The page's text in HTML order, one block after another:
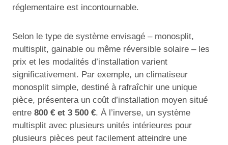
réglementaire est incontournable.
Selon le type de système envisagé – monosplit,
multisplit, gainable ou même réversible solaire – les
prix et les modalités d’installation varient
significativement. Par exemple, un climatiseur
monosplit simple, destiné à rafraîchir une unique
pièce, présentera un coût d’installation moyen situé
entre 800 € et 3 500 €. À l’inverse, un système
multisplit avec plusieurs unités intérieures pour
plusieurs pièces peut facilement atteindre une